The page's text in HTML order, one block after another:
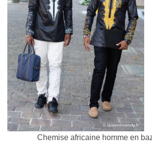
Chemise africaine homme en